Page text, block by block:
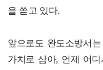
을 쏟고 있다.
앞으로도 완도소방서
가치로 삼아, 언제 어